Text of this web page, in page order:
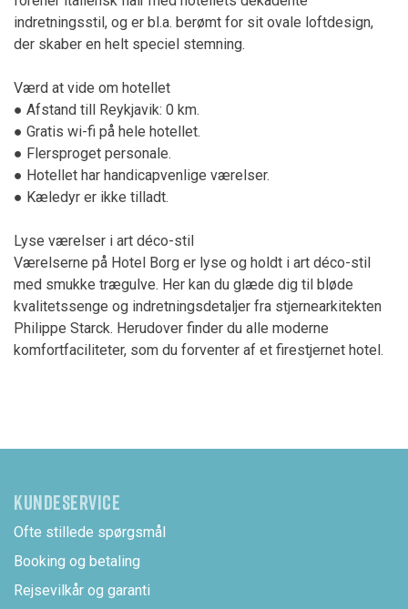
indretningsstil, og er bl.a. berømt for sit ovale loftdesign,
der skaber en helt speciel stemning.
Værd at vide om hotellet
● Afstand till Reykjavik: 0 km.
● Gratis wi-fi på hele hotellet.
● Flersproget personale.
● Hotellet har handicapvenlige værelser.
● Kæledyr er ikke tilladt.
Lyse værelser i art déco-stil
Værelserne på Hotel Borg er lyse og holdt i art déco-stil
med smukke trægulve. Her kan du glæde dig til bløde
kvalitetssenge og indretningsdetaljer fra stjernearkitekten
Philippe Starck. Herudover finder du alle moderne
komfortfaciliteter, som du forventer af et firestjernet hotel.
KUNDESERVICE
Ofte stillede spørgsmål
Booking og betaling
Rejsevilkår og garanti